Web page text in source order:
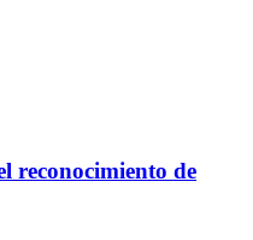
reconocimiento de